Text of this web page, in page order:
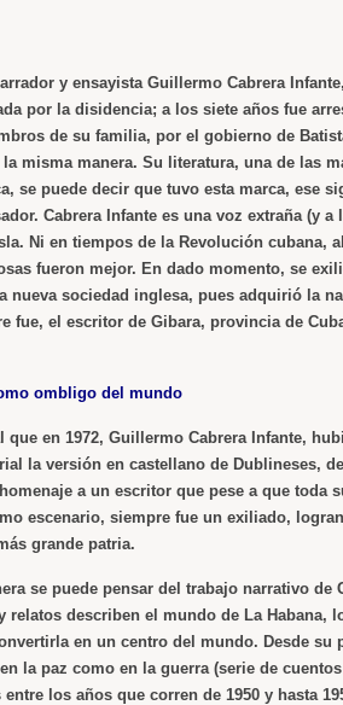
y ensayista Guillermo Cabrera
por la disidencia; a los siete años fue
de su familia, por el gobierno de
misma manera. Su literatura, una de las
se puede decir que tuvo esta marca, ese
Cabrera Infante es una voz extraña (y a
Ni en tiempos de la Revolución cubana,
fueron mejor. En dado momento, se
nueva sociedad inglesa, pues adquirió la
fue, el escritor de Gibara, provincia de
ombligo del mundo
que en 1972, Guillermo Cabrera Infante,
la versión en castellano de Dublineses,
a un escritor que pese a que toda
escenario, siempre fue un exiliado,
grande patria.
se puede pensar del trabajo narrativo de
relatos describen el mundo de La Habana,
en un centro del mundo. Desde su
la paz como en la guerra(serie de
los años que corren de 1950 y hasta